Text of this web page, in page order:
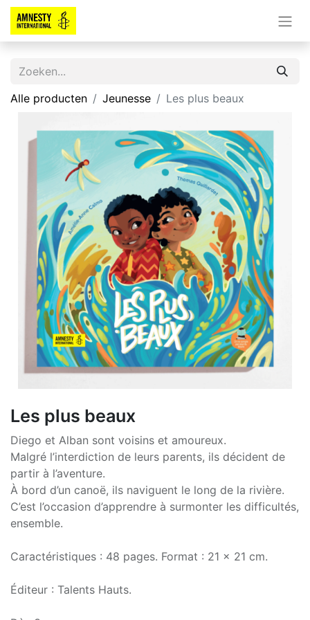
Alle producten Jeunesse Les plus beaux
Les plus beaux
Diego et Alban sont voisins et amoureux.
Malgré l’interdiction de leurs parents, ils décident de
partir à l’aventure.
À bord d’un canoë, ils naviguent le long de la rivière.
C’est l’occasion d’apprendre à surmonter les difficultés,
ensemble.
Caractéristiques : 48 pages. Format : 21 x 21 cm.
Éditeur : Talents Hauts.